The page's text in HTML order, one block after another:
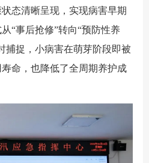
态清晰呈现，实现病害早期
“事后抢修”转向“预防性养
捕捉，小病害在萌芽阶段即被
命，也降低了全周期养护成